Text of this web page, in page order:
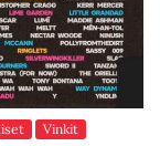
Vinkit